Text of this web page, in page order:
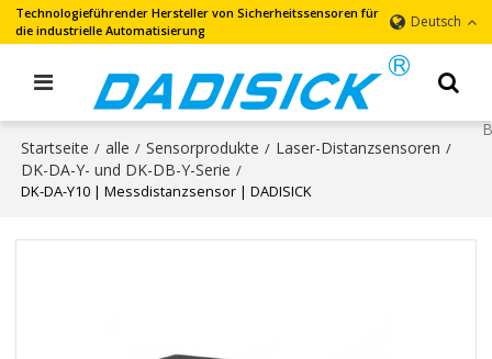
Technologieführender Hersteller von Sicherheitssensoren für
die industrielle Automatisierung
Deutsch
Startseite / alle / Sensorprodukte / Laser-Distanzsensoren /
DK-DA-Y- und DK-DB-Y-Serie /
DK-DA-Y10 | Messdistanzsensor | DADISICK